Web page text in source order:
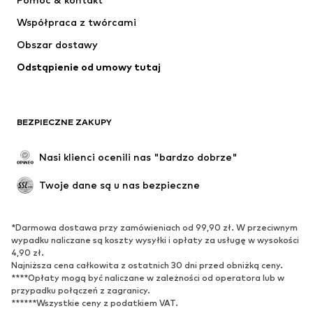
ADIDAS PERFORMANCE
Współpraca z twórcami
Obszar dostawy
Odstąpienie od umowy tutaj
BEZPIECZNE ZAKUPY
Nasi klienci ocenili nas "bardzo dobrze"
Twoje dane są u nas bezpieczne
*Darmowa dostawa przy zamówieniach od 99,90 zł. W przeciwnym
wypadku naliczane są koszty wysyłki i opłaty za usługę w wysokości
4,90 zł.
Najniższa cena całkowita z ostatnich 30 dni przed obniżką ceny.
****Opłaty mogą być naliczane w zależności od operatora lub w
przypadku połączeń z zagranicy.
******Wszystkie ceny z podatkiem VAT.